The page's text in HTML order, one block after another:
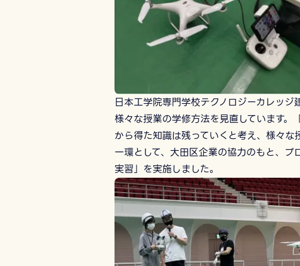
日本工学院専門学校テクノロジーカレッ
様々な授業の学修方法を見直しています
から得た知識は残っていくと考え、様々
一環として、大田区企業の協力のもと、
実習」を実施しました。